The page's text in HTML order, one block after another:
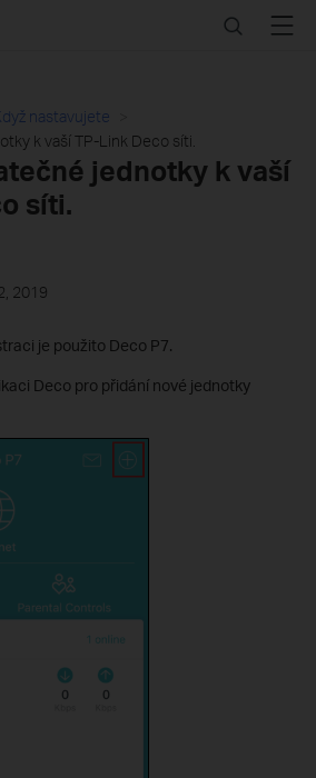
SearchMenu
nastavujete
k vaší TP-Link Deco síti.
jednotky k vaší
síti.
2019
je použito Deco P7.
Deco pro přidání nové jednotky